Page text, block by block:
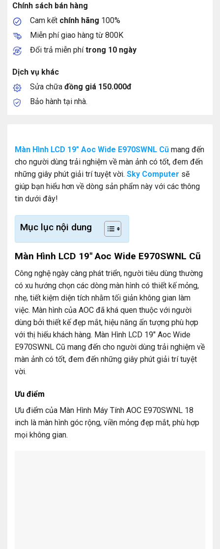
Chính sách bán hàng
Cam kết chính hãng 100%
Miễn phí giao hàng từ 800K
Đổi trả miễn phítrong 10 ngày
Dịch vụ khác
Sửa chữa đồng giá 150.000đ
Bảo hành tại nhà.
Màn Hình LCD 19″ Aoc Wide E970SWNL Cũ mang đến
cho người dùng trải nghiệm về màn ảnh có tốt, đem đến
những giây phút giải trí tuyệt vời. Sky Computer sẽ
giúp bạn hiểu hơn về dòng sản phẩm này với các thông
tin dưới đây!
Mục lục nội dung
Màn Hình LCD 19″ Aoc Wide E970SWNL Cũ
Công nghệ ngày càng phát triển, người tiêu dùng thường
có xu hướng chọn các dòng màn hình có thiết kế mỏng,
nhẹ, tiết kiệm diện tích nhằm tối giản không gian làm
việc. Màn hình của AOC đã khá quen thuộc với người
dùng bởi thiết kế đẹp mắt, hiệu năng ấn tượng phù hợp
với thị hiếu khách hàng. Màn Hình LCD 19″ Aoc Wide
E970SWNL Cũ mang đến cho người dùng trải nghiệm về
màn ảnh có tốt, đem đến những giây phút giải trí tuyệt
vời.
Ưu điểm
Ưu điểm của Màn Hình Máy Tính AOC E970SWNL 18
inch là màn hình góc rộng, viền mỏng đẹp mắt, phù hợp
mọi không gian.